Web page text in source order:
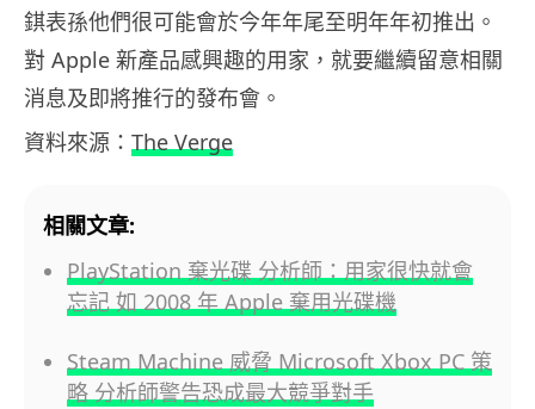
錤表孫他們很可能會於今年年尾至明年年初推出。
對 Apple 新產品感興趣的用家，就要繼續留意相關
消息及即將推行的發布會。
資料來源： The Verge
相關文章:
PlayStation 棄光碟 分析師：用家很快就會
忘記 如 2008 年 Apple 棄用光碟機
Steam Machine 威脅 Microsoft Xbox PC 策
略 分析師警告恐成最大競爭對手